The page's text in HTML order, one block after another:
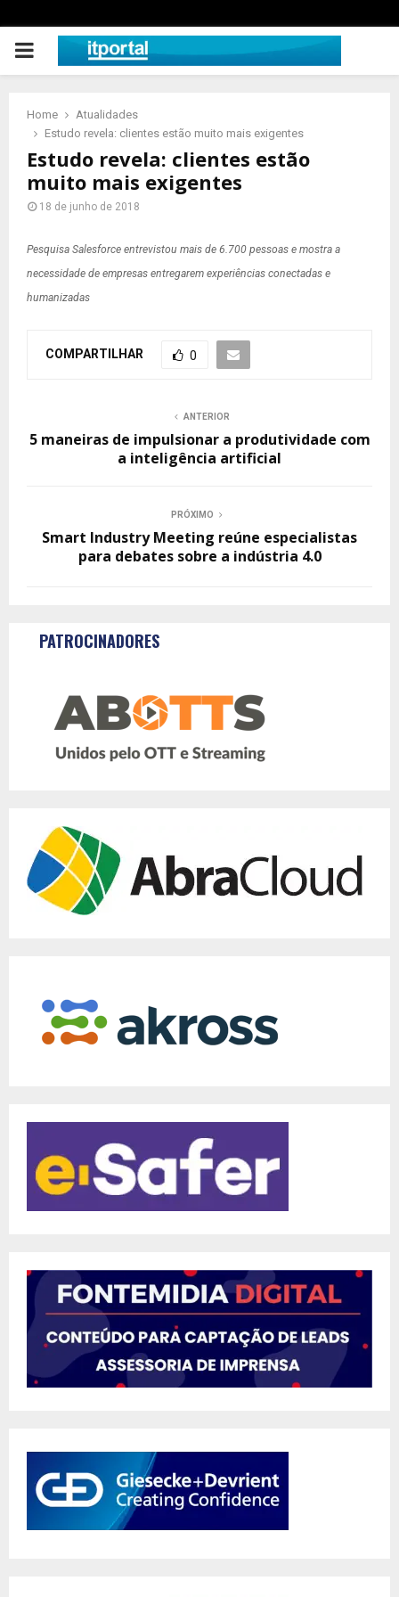
PRIMARY
Home
Atualidades
Estudo revela: clientes estão muito mais exigentes
Estudo revela: clientes estão
muito mais exigentes
18 de junho de 2018
Pesquisa Salesforce entrevistou mais de 6.700 pessoas e mostra a
necessidade de empresas entregarem experiências conectadas e
humanizadas
COMPARTILHAR 0
ANTERIOR
5 maneiras de impulsionar a produtividade com
a inteligência artificial
PRÓXIMO
Smart Industry Meeting reúne especialistas
para debates sobre a indústria 4.0
PATROCINADORES